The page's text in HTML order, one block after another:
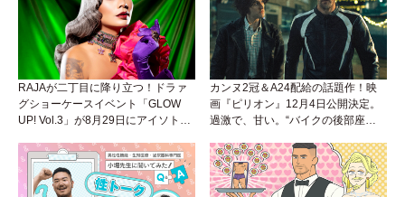
RAJAが二丁目に降り立つ！ドラァ
グショーケースイベント「GLOW
UP! Vol.3」が8月29日にアイソトー
カンヌ2冠＆A24配給の話題作！映
画『ピリオン』12月4日公開決定。
過激で、甘い。“バイクの後部座